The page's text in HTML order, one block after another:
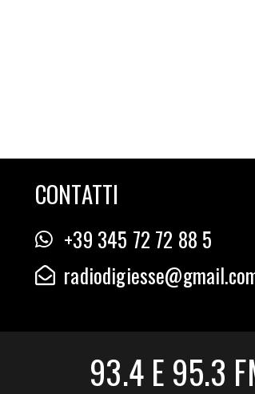
CONTATTI
+39 345 72 72 88 5
93.4 E 95.3